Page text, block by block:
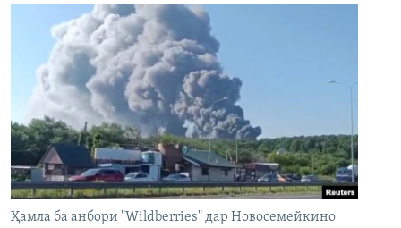
Ҳамла ба анбори "Wildberries" дар Новосемейкино